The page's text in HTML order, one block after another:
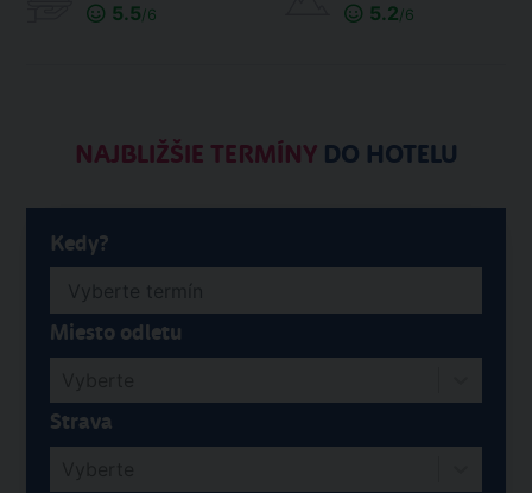
5.5/6 5.2/6
NAJBLIŽŠIE TERMÍNYDO HOTELU
Kedy?
Miesto odletu
Strava